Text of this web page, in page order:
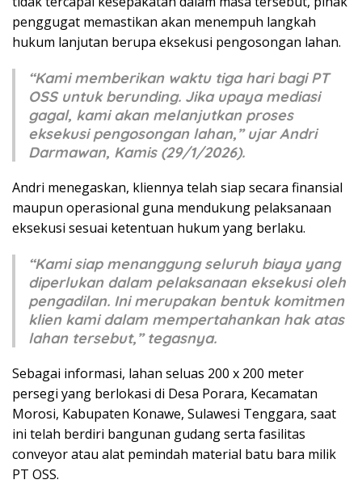
penggugat memastikan akan menempuh langkah
hukum lanjutan berupa eksekusi pengosongan lahan.
“Kami memberikan waktu tiga hari bagi PT
OSS untuk berunding. Jika upaya mediasi
gagal, kami akan melanjutkan proses
eksekusi pengosongan lahan,” ujar Andri
Darmawan, Kamis (29/1/2026).
Andri menegaskan, kliennya telah siap secara finansial
maupun operasional guna mendukung pelaksanaan
eksekusi sesuai ketentuan hukum yang berlaku.
“Kami siap menanggung seluruh biaya yang
diperlukan dalam pelaksanaan eksekusi oleh
pengadilan. Ini merupakan bentuk komitmen
klien kami dalam mempertahankan hak atas
lahan tersebut,” tegasnya.
Sebagai informasi, lahan seluas 200 x 200 meter
persegi yang berlokasi di Desa Porara, Kecamatan
Morosi, Kabupaten Konawe, Sulawesi Tenggara, saat
ini telah berdiri bangunan gudang serta fasilitas
conveyor atau alat pemindah material batu bara milik
PT OSS.